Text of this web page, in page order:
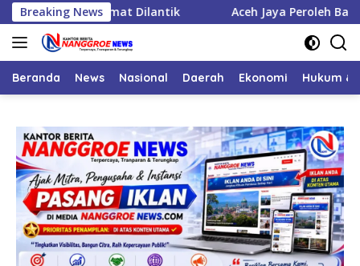
Langsung
ke
konten
Breaking News
Camat Dilantik Aceh Jaya Peroleh Bantuan APBN
Beranda News Nasional Daerah Ekonomi Hukum &